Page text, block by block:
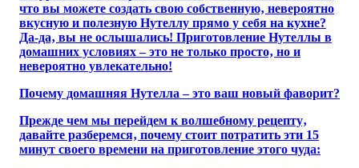
что вы можете создать свою собственную‚ невероятно
вкусную и полезную Нутеллу прямо у себя на кухне?
Да-да‚ вы не ослышались! Приготовление Нутеллы в
домашних условиях – это не только просто‚ но и
невероятно увлекательно!
Почему домашняя Нутелла – это ваш новый фаворит?
Прежде чем мы перейдем к волшебному рецепту‚
давайте разберемся‚ почему стоит потратить эти 15
минут своего времени на приготовление этого чуда: